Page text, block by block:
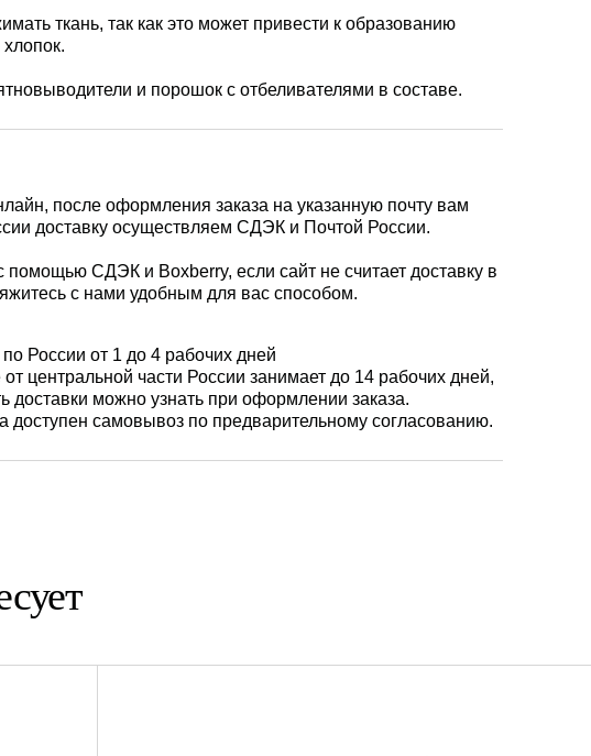
ткань, так как это может привести к образованию
и порошок с отбеливателями в составе.
после оформления заказа на указанную почту вам
доставку осуществляем СДЭК и Почтой России.
СДЭК и Boxberry, если сайт не считает доставку в
с нами удобным для вас способом.
России от 1 до 4 рабочих дней
центральной части России занимает до 14 рабочих дней,
доставки можно узнать при оформлении заказа.
доступен самовывоз по предварительному согласованию.